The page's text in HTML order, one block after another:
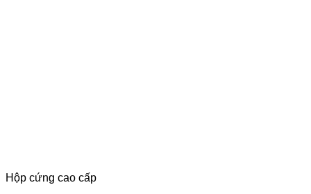
Hộp cứng cao cấp